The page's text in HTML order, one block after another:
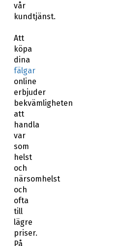
vår
kundtjänst.
Att
köpa
dina
fälgar
online
erbjuder
bekvämligheten
att
handla
var
som
helst
och
närsomhelst
och
ofta
till
lägre
priser.
På